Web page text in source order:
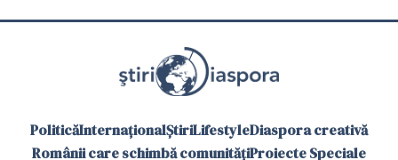
PoliticăInternaționalȘtiriLifestyleDiaspora creativă
Românii care schimbă comunitățiProiecte Speciale